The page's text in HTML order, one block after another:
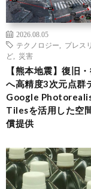
2026.08.05
テクノロジー
プレス
ど
災害
【熊本地震】復旧
へ高精度3次元点群
Google
Tilesを活用した空
償提供